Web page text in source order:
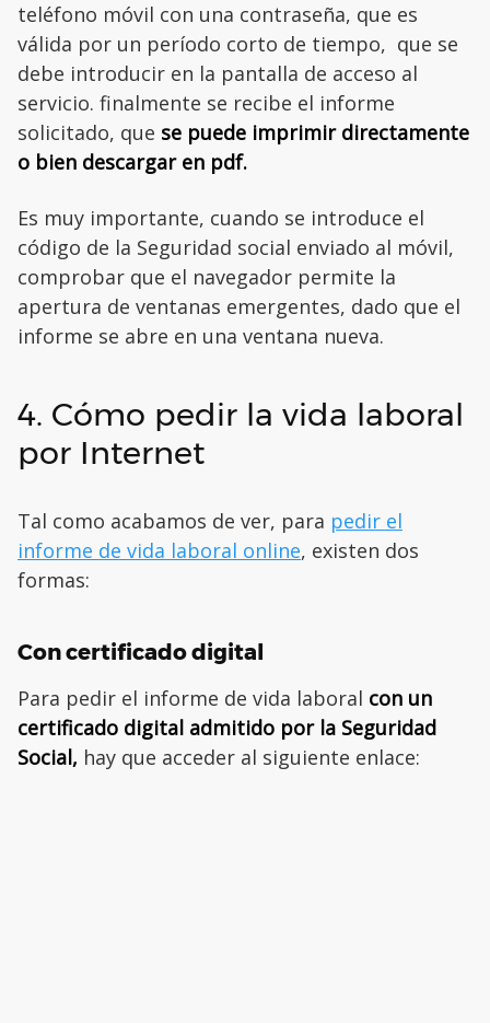
teléfono móvil con una contraseña, que es
válida por un período corto de tiempo, que se
debe introducir en la pantalla de acceso al
servicio. finalmente se recibe el informe
solicitado, que se puede imprimir directamente
o bien descargar en pdf.
Es muy importante, cuando se introduce el
código de la Seguridad social enviado al móvil,
comprobar que el navegador permite la
apertura de ventanas emergentes, dado que el
informe se abre en una ventana nueva.
4. Cómo pedir la vida laboral
por Internet
Tal como acabamos de ver, para pedir el
informe de vida laboral online, existen dos
formas:
Con certificado digital
Para pedir el informe de vida laboral con un
certificado digital admitido por la Seguridad
Social, hay que acceder al siguiente enlace: